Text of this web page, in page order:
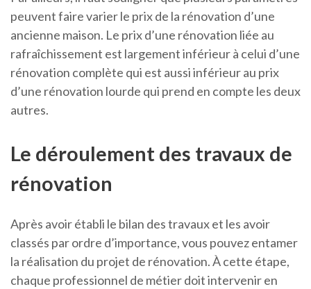
peuvent faire varier le prix de la rénovation d’une
ancienne maison. Le prix d’une rénovation liée au
rafraîchissement est largement inférieur à celui d’une
rénovation complète qui est aussi inférieur au prix
d’une rénovation lourde qui prend en compte les deux
autres.
Le déroulement des travaux de
rénovation
Après avoir établi le bilan des travaux et les avoir
classés par ordre d’importance, vous pouvez entamer
la réalisation du projet de rénovation. À cette étape,
chaque professionnel de métier doit intervenir en